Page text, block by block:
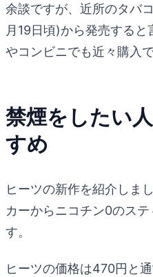
余談ですが、近所のタバ
月19日頃)から発売する
やコンビニでも近々購入
禁煙をしたい
すめ
ヒーツの新作を紹介しま
カーからニコチン0のス
す。
ヒーツの価格は470円と